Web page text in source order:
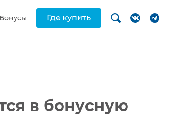
Бонусы Где купить
в бонусную